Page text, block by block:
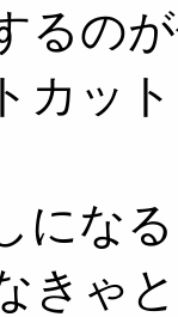
るの
カッ
にな
きゃ